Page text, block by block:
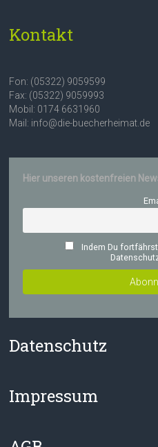
Kontakt
Fon: (05322) 9059599
Fax: (05322) 9059993
Mobil: 0174 6631960
Mail: info@die-buecherheimat.de
Hier unseren kostenfreien
Indem Du
Datenschutz
Impressum